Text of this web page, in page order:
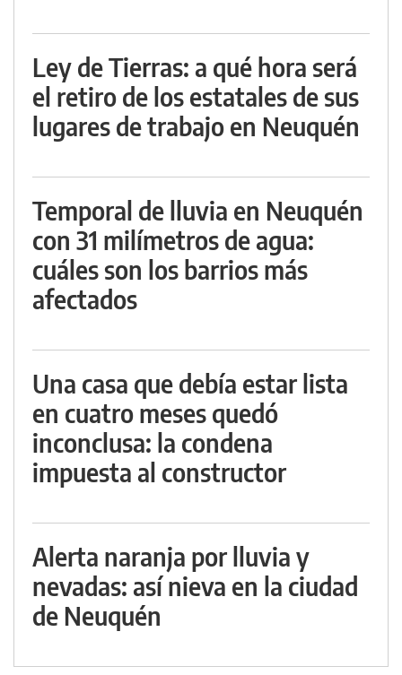
Ley de Tierras: a qué hora será
el retiro de los estatales de sus
lugares de trabajo en Neuquén
Temporal de lluvia en Neuquén
con 31 milímetros de agua:
cuáles son los barrios más
afectados
Una casa que debía estar lista
en cuatro meses quedó
inconclusa: la condena
impuesta al constructor
Alerta naranja por lluvia y
nevadas: así nieva en la ciudad
de Neuquén